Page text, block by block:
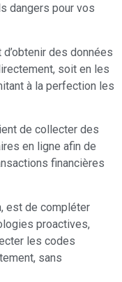
dangers pour vos
des données
soit en les
à la perfection les
de collecter des
en ligne afin de
financières
est de compléter
proactives,
les codes
sans